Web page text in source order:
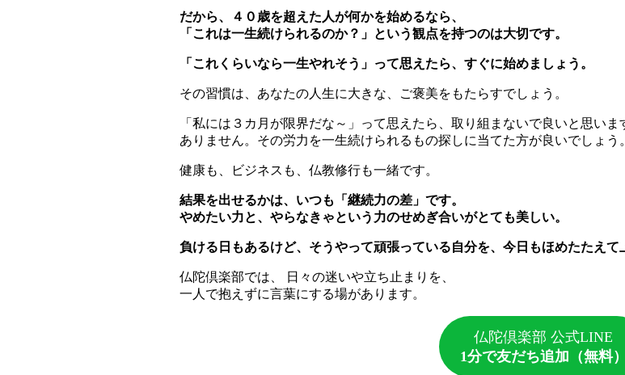
だから、４０歳を超えた人が何かを始めるなら、
「これは一生続けられるのか？」という観点を持つのは大切です。
「これくらいなら一生やれそう」って思えたら、すぐに始めましょう。
その習慣は、あなたの人生に大きな、ご褒美をもたらすでしょう。
「私には３カ月が限界だな～」って思えたら、取り組まないで良いと思い
ありません。その労力を一生続けられるもの探しに当てた方が良いでしょう。
健康も、ビジネスも、仏教修行も一緒です。
結果を出せるかは、いつも「継続力の差」です。
やめたい力と、やらなきゃという力のせめぎ合いがとても美しい。
負ける日もあるけど、そうやって頑張っている自分を、今日もほめたたえて
仏陀倶楽部では、 日々の迷いや立ち止まりを、
一人で抱えずに言葉にする場があります。
仏陀倶楽部 公式LINE
1分で友だち追加（無料）